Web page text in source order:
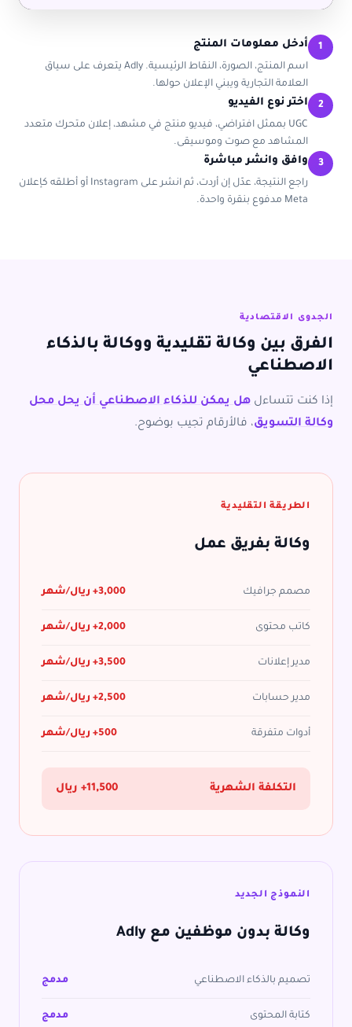
1 أدخل معلومات المنتج
اسم المنتج، الصورة، النقاط الرئيسية. Adly يتعرف على سياق
العلامة التجارية ويبني الإعلان حولها.
2
اختر نوع الفيديو
UGC بممثل افتراضي، فيديو منتج في مشهد، إعلان متحرك متعدد
المشاهد مع صوت وموسيقى.
3
وافق وانشر مباشرة
راجع النتيجة، عدّل إن أردت، ثم انشر على Instagram أو أطلقه كإعلان
Meta مدفوع بنقرة واحدة.
الجدوى الاقتصادية
الفرق بين وكالة تقليدية ووكالة بالذكاء
الاصطناعي
إذا كنت تتساءل هل يمكن للذكاء الاصطناعي أن يحل محل
وكالة التسويق، فالأرقام تجيب بوضوح.
الطريقة التقليدية
وكالة بفريق عمل
مصمم جرافيك 3,000+ ريال/شهر
كاتب محتوى 2,000+ ريال/شهر
مدير إعلانات 3,500+ ريال/شهر
مدير حسابات 2,500+ ريال/شهر
أدوات متفرقة 500+ ريال/شهر
التكلفة الشهرية 11,500+ ريال
النموذج الجديد
وكالة بدون موظفين مع Adly
تصميم بالذكاء الاصطناعي مدمج
كتابة المحتوى مدمج